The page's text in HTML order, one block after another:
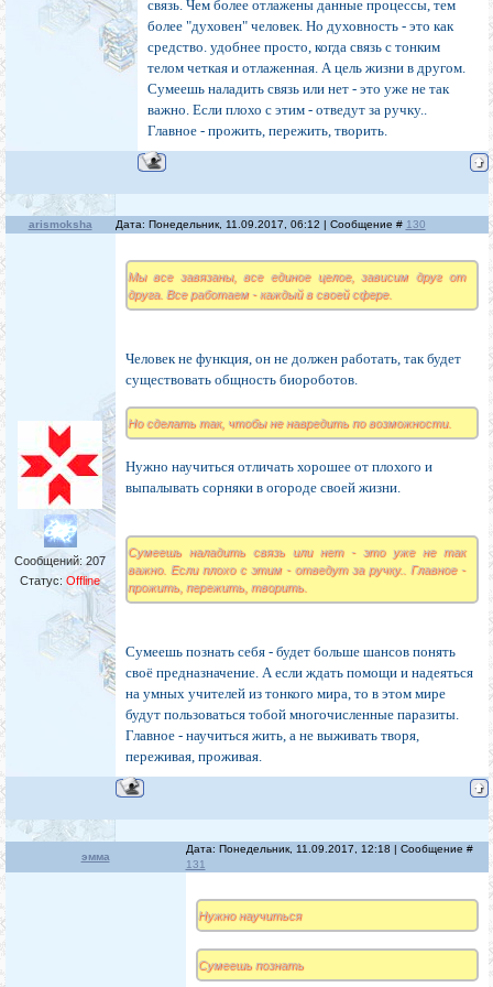
связь. Чем более отлажены данные процессы, тем
более "духовен" человек. Но духовность - это как
средство. удобнее просто, когда связь с тонким
телом четкая и отлаженная. А цель жизни в другом.
Сумеешь наладить связь или нет - это уже не так
важно. Если плохо с этим - отведут за ручку..
Главное - прожить, пережить, творить.
arismoksha Дата: Понедельник, 11.09.2017, 06:12 | Сообщение # 130
Сообщений: 207
Статус: Offline
Мы все завязаны, все единое целое, зависим друг от
друга. Все работаем - каждый в своей сфере.
Человек не функция, он не должен работать, так будет
существовать общность биороботов.
Но сделать так, чтобы не навредить по возможности.
Нужно научиться отличать хорошее от плохого и
выпалывать сорняки в огороде своей жизни.
Сумеешь наладить связь или нет - это уже не так
важно. Если плохо с этим - отведут за ручку.. Главное -
прожить, пережить, творить.
Сумеешь познать себя - будет больше шансов понять
своё предназначение. А если ждать помощи и надеяться
на умных учителей из тонкого мира, то в этом мире
будут пользоваться тобой многочисленные паразиты.
Главное - научиться жить, а не выживать творя,
переживая, проживая.
эмма
Дата: Понедельник, 11.09.2017, 12:18 | Сообщение #
131
Нужно научиться
Сумеешь познать